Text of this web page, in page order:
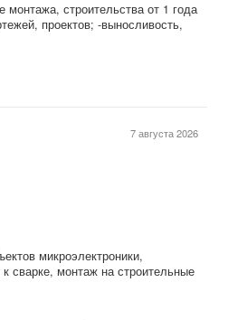
строительства от 1 года
проектов; -выносливость,
7 августа 2026
микроэлектроники,
сварке, монтаж на строительные